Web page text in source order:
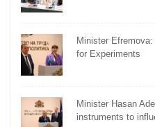
Minister
for Experiments
Minister Hasan
instruments to